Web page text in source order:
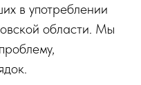
в употреблении
области. Мы